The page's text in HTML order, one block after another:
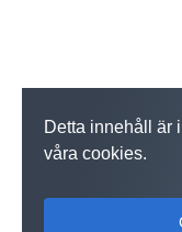
Detta innehåll är
våra cookies.